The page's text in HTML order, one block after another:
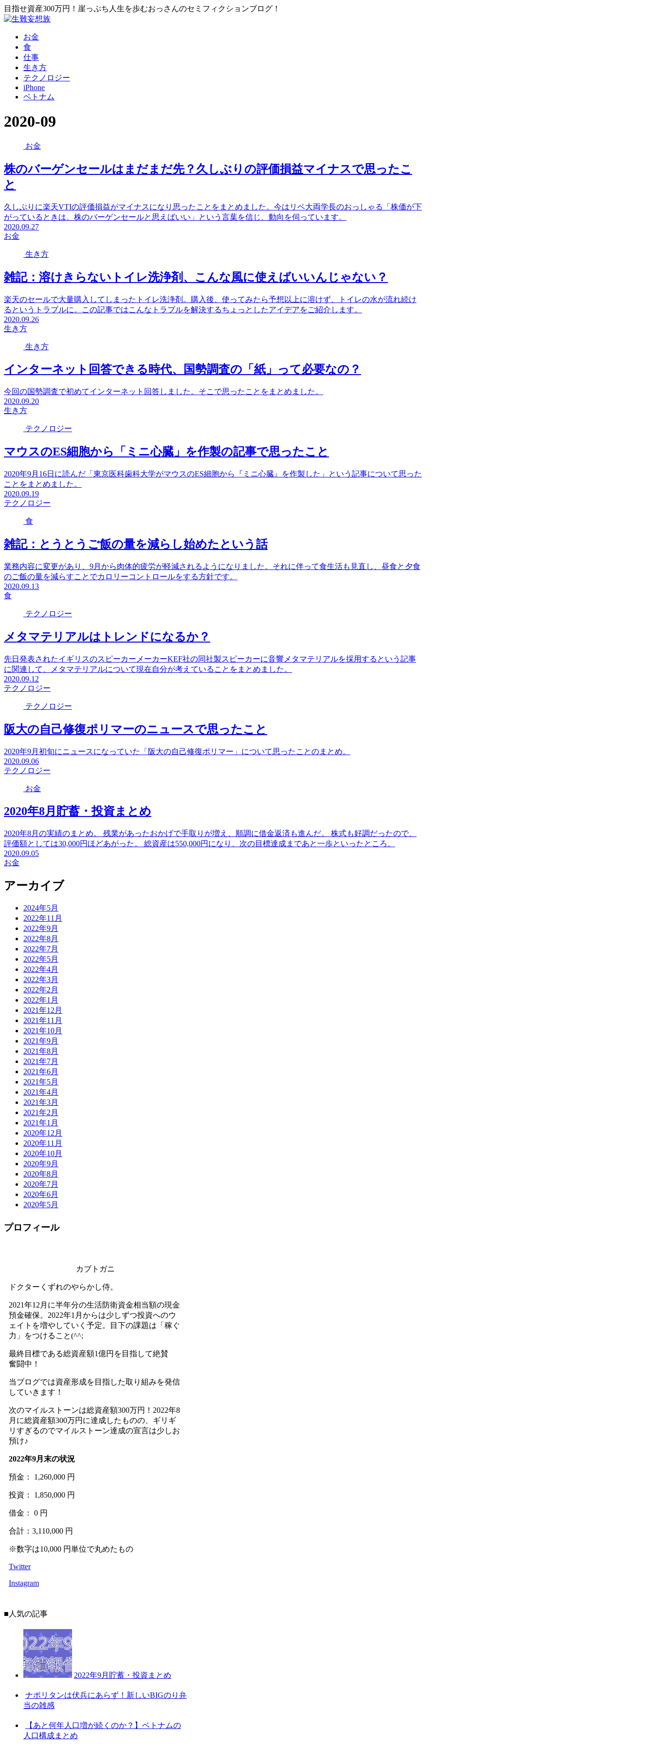
目指せ資産300万円！崖っぷち人生を歩むおっさんのセミフィクションブログ！
お金
食
仕事
生き方
テクノロジー
iPhone
ベトナム
2020-09
お金
株のバーゲンセールはまだまだ先？久しぶりの評価損益マイナスで思ったこ
と
久しぶりに楽天VTIの評価損益がマイナスになり思ったことをまとめました。今はリベ大両学長のおっしゃる「株価が下
がっているときは、株のバーゲンセールと思えばいい」という言葉を信じ、動向を伺っています。
2020.09.27
お金
生き方
雑記：溶けきらないトイレ洗浄剤、こんな風に使えばいいんじゃない？
楽天のセールで大量購入してしまったトイレ洗浄剤。購入後、使ってみたら予想以上に溶けず、トイレの水が流れ続け
るというトラブルに。この記事ではこんなトラブルを解決するちょっとしたアイデアをご紹介します。
2020.09.26
生き方
生き方
インターネット回答できる時代、国勢調査の「紙」って必要なの？
今回の国勢調査で初めてインターネット回答しました。そこで思ったことをまとめました。
2020.09.20
生き方
テクノロジー
マウスのES細胞から「ミニ心臓」を作製の記事で思ったこと
2020年9月16日に読んだ「東京医科歯科大学がマウスのES細胞から『ミニ心臓』を作製した」という記事について思った
ことをまとめました。
2020.09.19
テクノロジー
食
雑記：とうとうご飯の量を減らし始めたという話
業務内容に変更があり、9月から肉体的疲労が軽減されるようになりました。それに伴って食生活も見直し、昼食と夕食
のご飯の量を減らすことでカロリーコントロールをする方針です。
2020.09.13
食
テクノロジー
メタマテリアルはトレンドになるか？
先日発表されたイギリスのスピーカーメーカーKEF社の同社製スピーカーに音響メタマテリアルを採用するという記事
に関連して、メタマテリアルについて現在自分が考えていることをまとめました。
2020.09.12
テクノロジー
テクノロジー
阪大の自己修復ポリマーのニュースで思ったこと
2020年9月初旬にニュースになっていた「阪大の自己修復ポリマー」について思ったことのまとめ。
2020.09.06
テクノロジー
お金
2020年8月貯蓄・投資まとめ
2020年8月の実績のまとめ。 残業があったおかげで手取りが増え、順調に借金返済も進んだ。 株式も好調だったので、
評価額としては30,000円ほどあがった。 総資産は550,000円になり、次の目標達成まであと一歩といったところ。
2020.09.05
お金
アーカイブ
2024年5月
2022年11月
2022年9月
2022年8月
2022年7月
2022年5月
2022年4月
2022年3月
2022年2月
2022年1月
2021年12月
2021年11月
2021年10月
2021年9月
2021年8月
2021年7月
2021年6月
2021年5月
2021年4月
2021年3月
2021年2月
2021年1月
2020年12月
2020年11月
2020年10月
2020年9月
2020年8月
2020年7月
2020年6月
2020年5月
プロフィール
カブトガニ
ドクターくずれのやらかし侍。
2021年12月に半年分の生活防衛資金相当額の現金
預金確保。2022年1月からは少しずつ投資へのウ
ェイトを増やしていく予定。目下の課題は「稼ぐ
力」をつけること(^^;
最終目標である総資産額1億円を目指して絶賛
奮闘中！
当ブログでは資産形成を目指した取り組みを発信
していきます！
次のマイルストーンは総資産額300万円！2022年8
月に総資産額300万円に達成したものの、ギリギ
リすぎるのでマイルストーン達成の宣言は少しお
預け♪
2022年9月末の状況
預金： 1,260,000 円
投資： 1,850,000 円
借金： 0 円
合計：3,110,000 円
※数字は10,000 円単位で丸めたもの
Twitter
Instagram
■人気の記事
2022年9月貯蓄・投資まとめ
ナポリタンは伏兵にあらず！新しいBIGのり弁
当の雑感
【あと何年人口増が続くのか？】ベトナムの
人口構成まとめ